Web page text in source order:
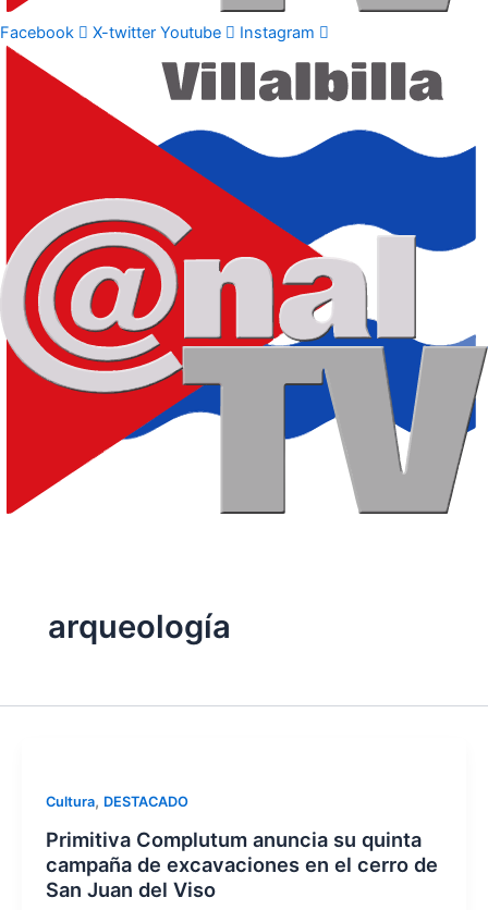
Facebook X-twitter Youtube Instagram
arqueología
Cultura, DESTACADO
Primitiva Complutum anuncia su quinta
campaña de excavaciones en el cerro de
San Juan del Viso